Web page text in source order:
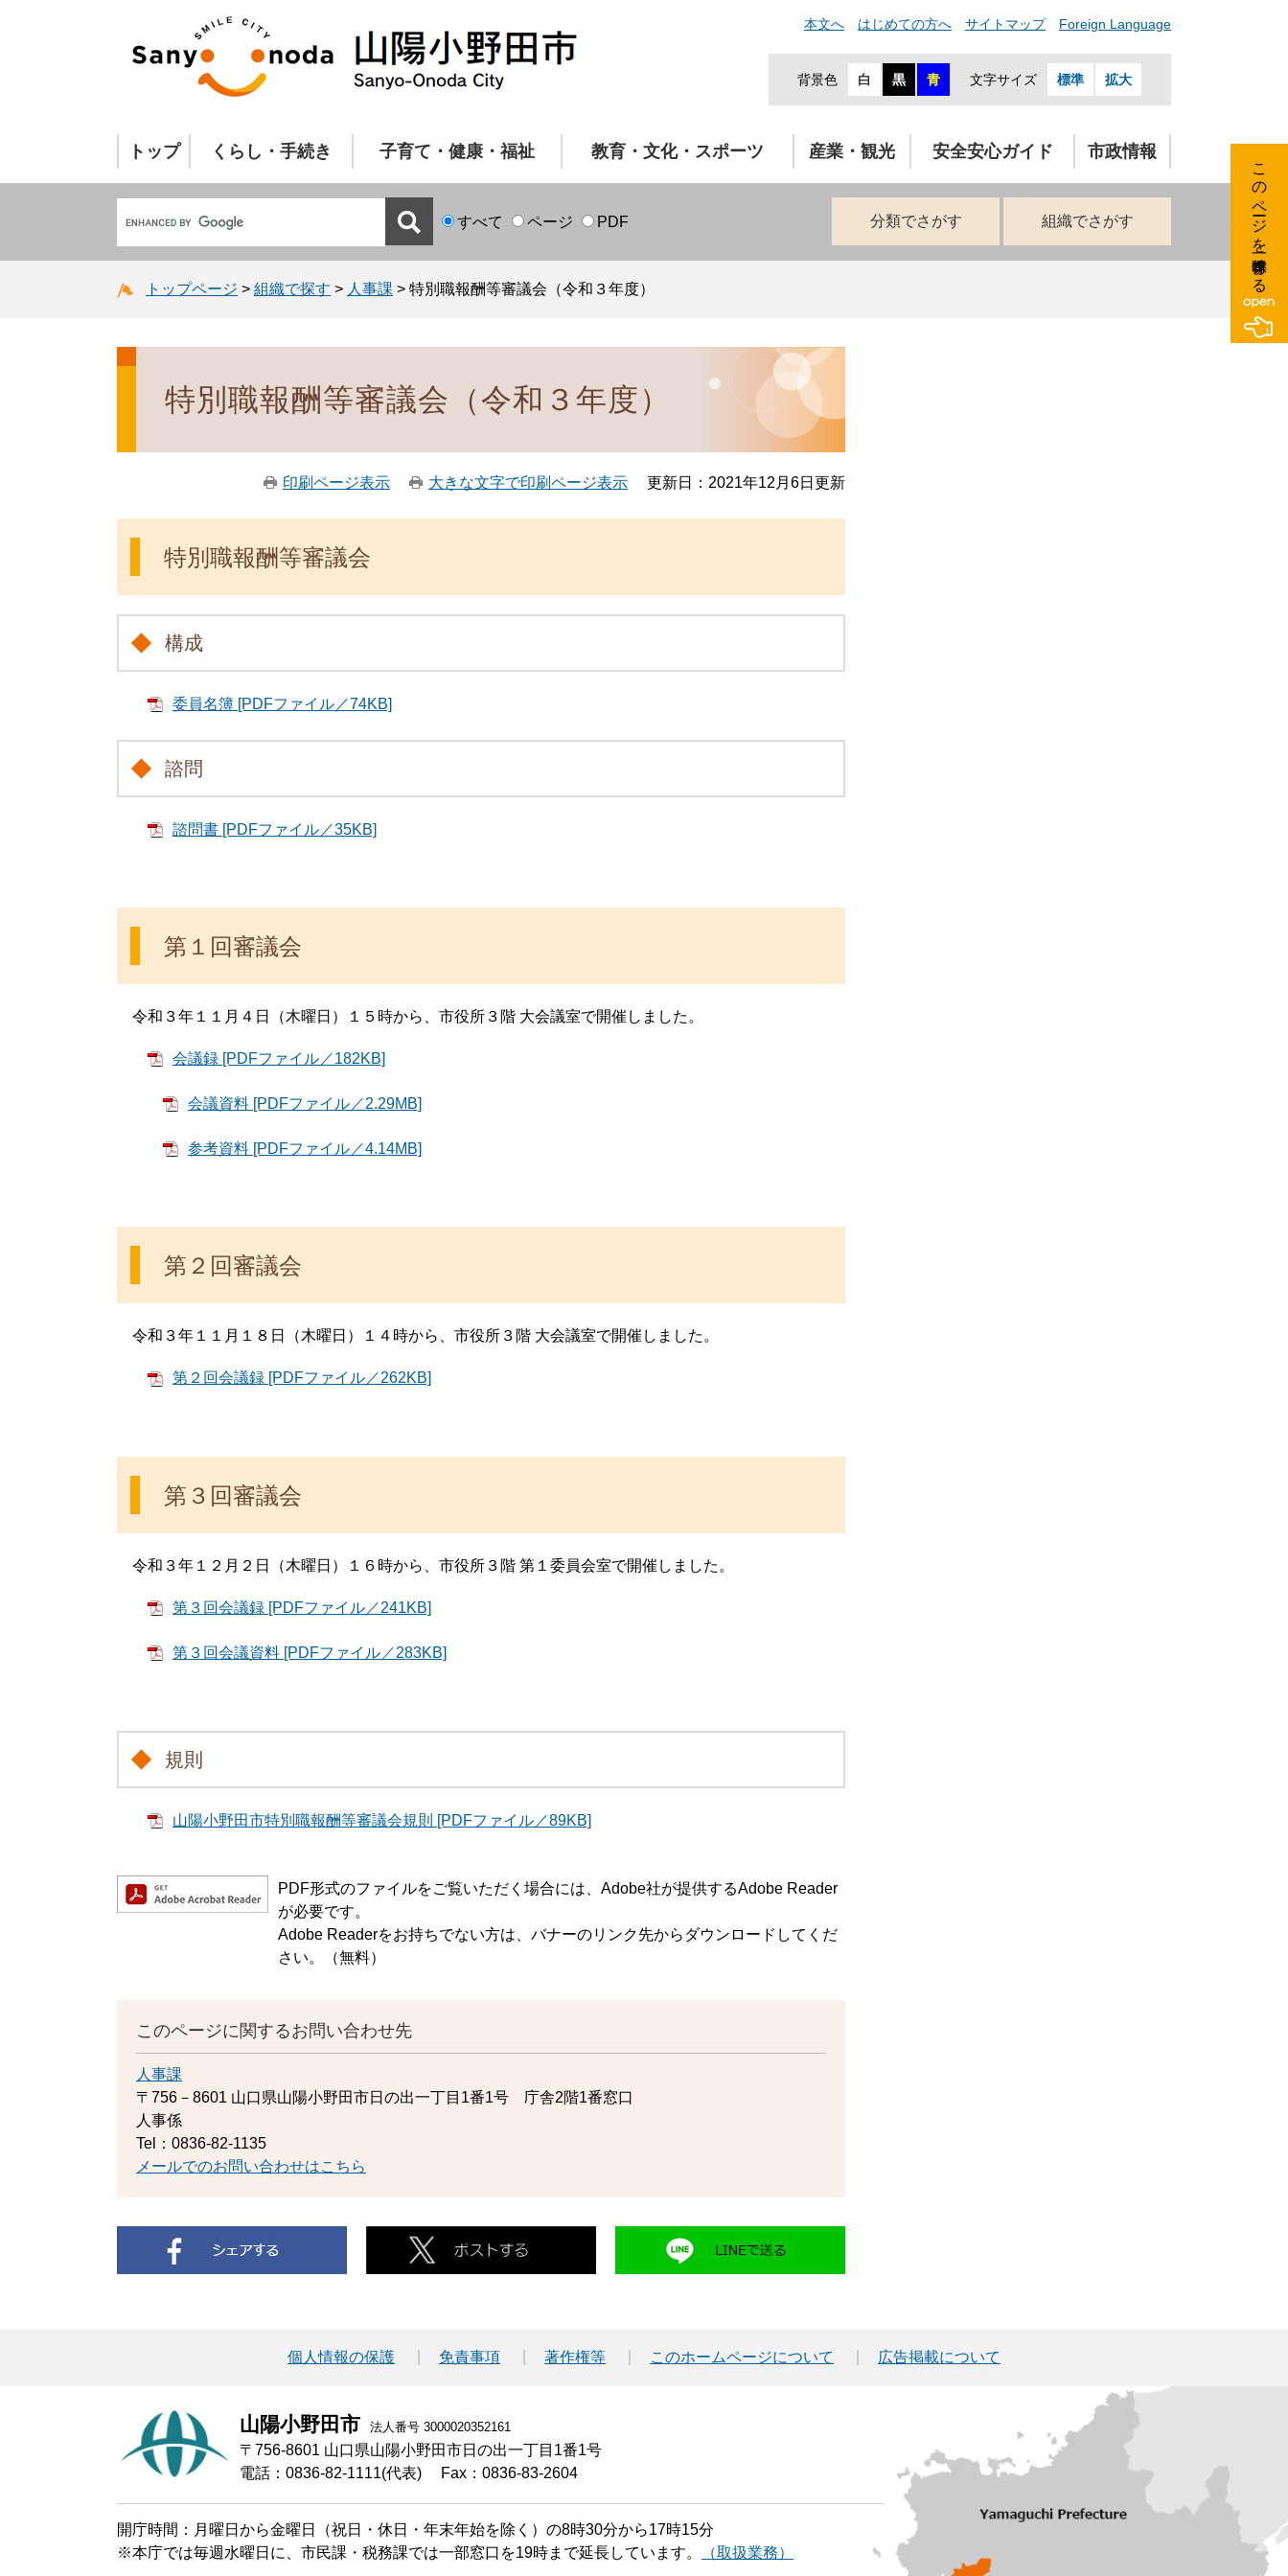
本文へ はじめての方へ サイトマップ Foreign Language
背景色 白 黒 青 文字サイズ 標準 拡大
トップ くらし・手続き 子育て・健康・福祉 教育・文化・スポーツ 産業・観光 安全安心ガイド 市政情報
すべて ページ PDF 分類でさがす 組織でさがす
トップページ > 組織で探す > 人事課 > 特別職報酬等審議会（令和３年度）
特別職報酬等審議会（令和３年度）
印刷ページ表示 大きな文字で印刷ページ表示 更新日：2021年12月6日更新
特別職報酬等審議会
構成
委員名簿 [PDFファイル／74KB]
諮問
諮問書 [PDFファイル／35KB]
第１回審議会
令和３年１１月４日（木曜日）１５時から、市役所３階 大会議室で開催しました。
会議録 [PDFファイル／182KB]
会議資料 [PDFファイル／2.29MB]
参考資料 [PDFファイル／4.14MB]
第２回審議会
令和３年１１月１８日（木曜日）１４時から、市役所３階 大会議室で開催しました。
第２回会議録 [PDFファイル／262KB]
第３回審議会
令和３年１２月２日（木曜日）１６時から、市役所３階 第１委員会室で開催しました。
第３回会議録 [PDFファイル／241KB]
第３回会議資料 [PDFファイル／283KB]
規則
山陽小野田市特別職報酬等審議会規則 [PDFファイル／89KB]
PDF形式のファイルをご覧いただく場合には、Adobe社が提供するAdobe Reader
が必要です。
Adobe Readerをお持ちでない方は、バナーのリンク先からダウンロードしてくだ
さい。（無料）
このページに関するお問い合わせ先
人事課
〒756－8601 山口県山陽小野田市日の出一丁目1番1号 庁舎2階1番窓口
人事係
Tel：0836-82-1135
メールでのお問い合わせはこちら
個人情報の保護 免責事項 著作権等 このホームページについて 広告掲載について
山陽小野田市 法人番号 3000020352161
〒756-8601 山口県山陽小野田市日の出一丁目1番1号
電話：0836-82-1111(代表)
Fax：0836-83-2604
開庁時間：月曜日から金曜日（祝日・休日・年末年始を除く）の8時30分から17時15分
※本庁では毎週水曜日に、市民課・税務課では一部窓口を19時まで延長しています。
（取扱業務）
このページを一時保存する